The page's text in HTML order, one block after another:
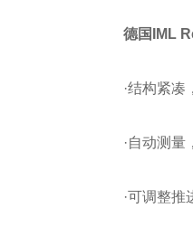
德国IML
·结构紧
·自动测量
·可调整